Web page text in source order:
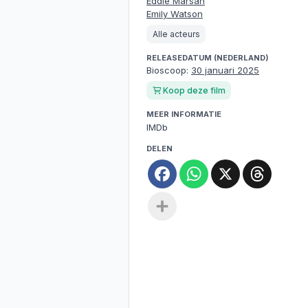
Emily Watson
Alle acteurs
RELEASEDATUM (NEDERLAND)
Bioscoop: 30 januari 2025
Koop deze film
MEER INFORMATIE
IMDb
DELEN
FacebookWhatsApp
X